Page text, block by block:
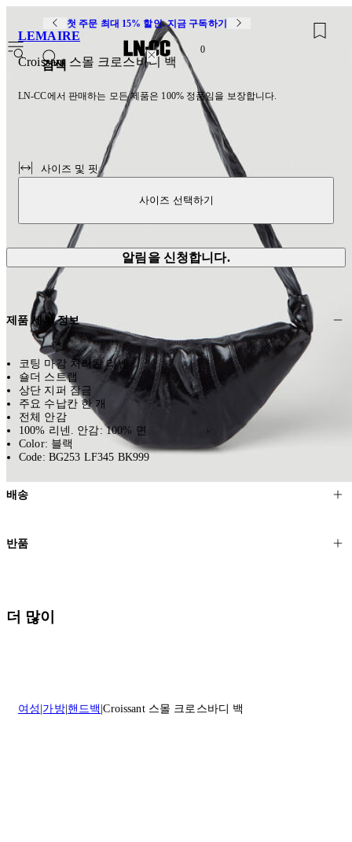
첫 주문 최대 15% 할인. 지금 구독하기
검색
0
LEMAIRE
Croissant 스몰 크로스바디 백
LN-CC에서 판매하는 모든 제품은 100% 정품임을 보장합니다.
사이즈 및 핏
사이즈 선택하기
알림을 신청합니다.
제품 세부 정보
코팅 마감 처리된 리넨
숄더 스트랩
상단 지퍼 잠금
주요 수납칸 한 개
전체 안감
100% 리넨. 안감: 100% 면
Color: 블랙
Code: BG253 LF345 BK999
배송
고객님의 위치에 따라 일반 배송과 익스프레스 배송을 제공합니다.
실 수 있습니다.
반품
배송일로부터 영업일 기준 30일 이내에 접수된 반품에 대해서는 기꺼
이 환불해 드리겠습니다.반품 상품은 원래 상태를 유지하고 반드시
더 많이
여성 가방 핸드백 Croissant 스몰 크로스바디 백